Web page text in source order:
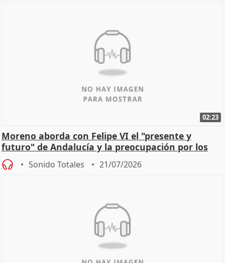
02:23
Moreno aborda con Felipe VI el "presente y
futuro" de Andalucía y la preocupación por los
incendios
Sonido Totales 21/07/2026